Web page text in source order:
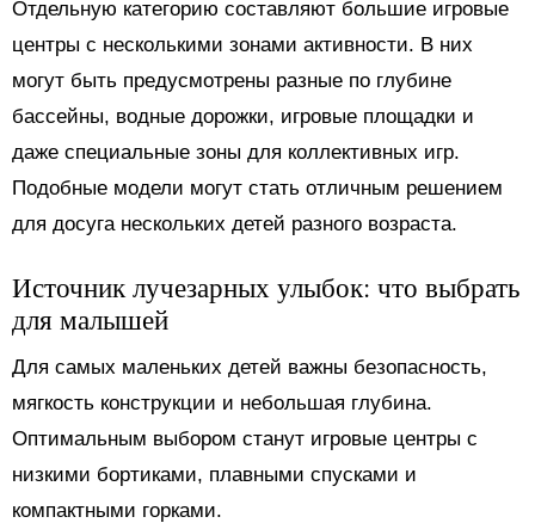
Отдельную категорию составляют большие игровые
центры с несколькими зонами активности. В них
могут быть предусмотрены разные по глубине
бассейны, водные дорожки, игровые площадки и
даже специальные зоны для коллективных игр.
Подобные модели могут стать отличным решением
для досуга нескольких детей разного возраста.
Источник лучезарных улыбок: что выбрать
для малышей
Для самых маленьких детей важны безопасность,
мягкость конструкции и небольшая глубина.
Оптимальным выбором станут игровые центры с
низкими бортиками, плавными спусками и
компактными горками.